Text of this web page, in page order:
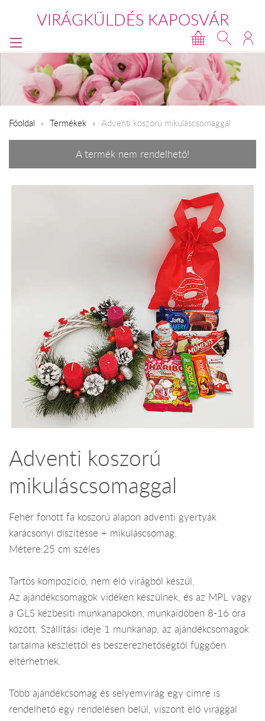
VIRÁGKÜLDÉS KAPOSVÁR
Főoldal Termékek Adventi koszorú mikuláscsomaggal
A termék nem rendelhető!
Adventi koszorú
mikuláscsomaggal
Fehér fonott fa koszorú alapon adventi gyertyák
karácsonyi díszítésse + mikuláscsomag.
Métere:25 cm széles
Tartós kompozíció, nem élő virágból készül.
Az ajándékcsomagok vidéken készülnek, és az MPL vagy
a GLS kézbesíti munkanapokon, munkaidőben 8-16 óra
között. Szállítási ideje 1 munkanap, az ajándékcsomagok
tartalma készlettől és beszerezhetőségtől függően
eltérhetnek.
Több ajándékcsomag és selyemvirág egy címre is
rendelhető egy rendelésen belül, viszont élő virággal